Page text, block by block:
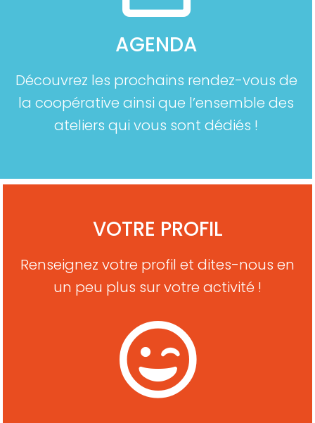
AGENDA
Découvrez les prochains rendez-vous de
la coopérative ainsi que l’ensemble des
ateliers qui vous sont dédiés !
VOTRE PROFIL
Renseignez votre profil et dites-nous en
un peu plus sur votre activité !